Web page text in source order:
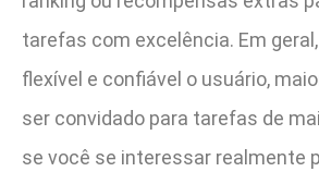
tarefas com excelência. Em
flexível e confiável o usuário,
ser convidado para tarefas de
se você se interessar realmente